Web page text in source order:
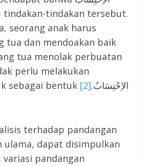
tindakan-tindakan tersebut.
seorang anak harus
tua dan mendoakan baik
tua menolak perbuatan
perlu melakukan
perbuatan buruk sebagai bentuk الاِحْتِسَابُ.[2]
terhadap pandangan
ulama, dapat disimpulkan
pandangan